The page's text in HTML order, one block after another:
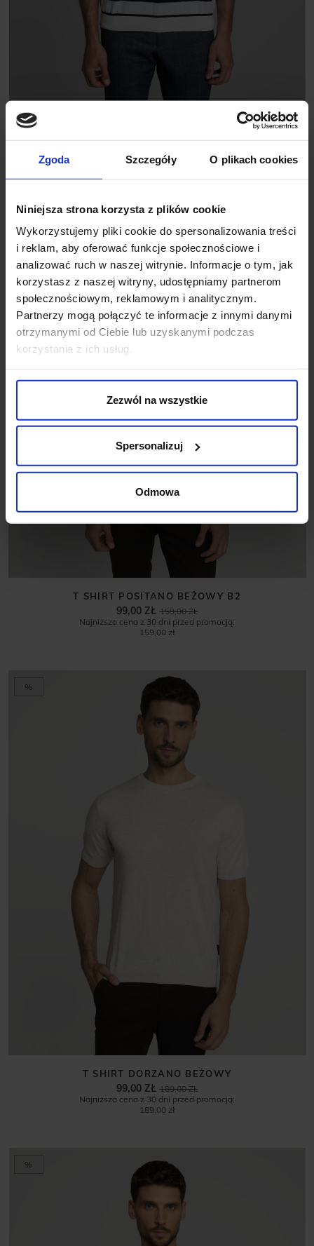
Zgoda Szczegóły O plikach cookies
Niniejsza strona korzysta z plików cookie
Wykorzystujemy pliki cookie do spersonalizowania treści
i reklam, aby oferować funkcje społecznościowe i
analizować ruch w naszej witrynie. Informacje o tym, jak
korzystasz z naszej witryny, udostępniamy partnerom
społecznościowym, reklamowym i analitycznym.
Partnerzy mogą połączyć te informacje z innymi danymi
otrzymanymi od Ciebie lub uzyskanymi podczas
korzystania z ich usług.
Zezwól na wszystkie
Spersonalizuj
Odmowa
Najniższa cena z 30 dni przed promocją:
159,00 zł
%
T SHIRT POSITANO BEŻOWY B2
159,00 ZŁ
99,00 ZŁ
Najniższa cena z 30 dni przed promocją:
159,00 zł
%
T SHIRT DORZANO BEŻOWY
189,00 ZŁ
99,00 ZŁ
Najniższa cena z 30 dni przed promocją:
189,00 zł
%